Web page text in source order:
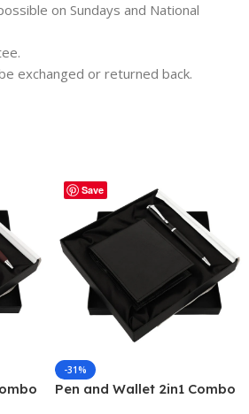
on Sundays and National
exchanged or returned back.
Save
-31%
Pen and Wallet 2in1 Combo